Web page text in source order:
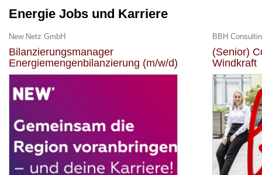
Energie Jobs und Karriere
New Netz GmbH
Bilanzierungsmanager
Energiemengenbilanzierung (m/w/d)
BBH
(Senior)
Windkraft